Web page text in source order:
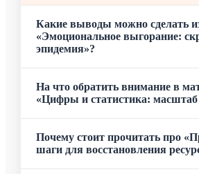
Какие выводы можно сделать
«Эмоциональное выгорание:
эпидемия»?
На что обратить внимание в
«Цифры и статистика:
Почему стоит прочитать про
шаги для восстановления